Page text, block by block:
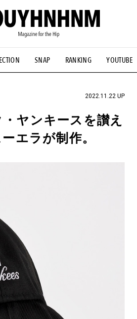
SNAP RANKING YOUTUBE
#NEW VINTAGE #マイナーグッド図鑑
#ととけん #FASHION #MUSIC
2022.11.22 UP
ヤンキースを讃え
エラが制作。